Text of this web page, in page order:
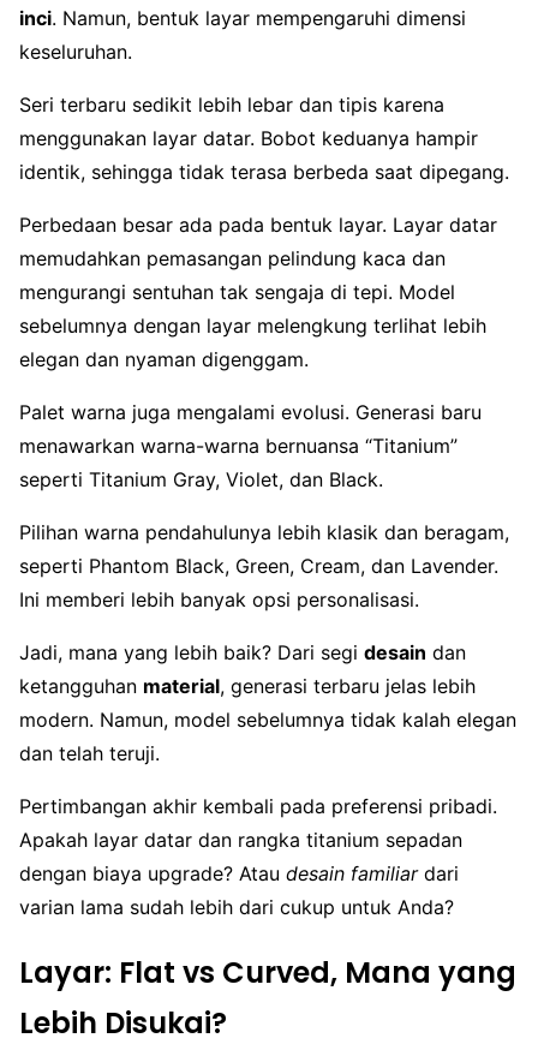
inci. Namun, bentuk layar mempengaruhi dimensi
keseluruhan.
Seri terbaru sedikit lebih lebar dan tipis karena
menggunakan layar datar. Bobot keduanya hampir
identik, sehingga tidak terasa berbeda saat dipegang.
Perbedaan besar ada pada bentuk layar. Layar datar
memudahkan pemasangan pelindung kaca dan
mengurangi sentuhan tak sengaja di tepi. Model
sebelumnya dengan layar melengkung terlihat lebih
elegan dan nyaman digenggam.
Palet warna juga mengalami evolusi. Generasi baru
menawarkan warna-warna bernuansa “Titanium”
seperti Titanium Gray, Violet, dan Black.
Pilihan warna pendahulunya lebih klasik dan beragam,
seperti Phantom Black, Green, Cream, dan Lavender.
Ini memberi lebih banyak opsi personalisasi.
Jadi, mana yang lebih baik? Dari segi desain dan
ketangguhan material, generasi terbaru jelas lebih
modern. Namun, model sebelumnya tidak kalah elegan
dan telah teruji.
Pertimbangan akhir kembali pada preferensi pribadi.
Apakah layar datar dan rangka titanium sepadan
dengan biaya upgrade? Atau desain familiardari
varian lama sudah lebih dari cukup untuk Anda?
Layar: Flat vs Curved, Mana yang
Lebih Disukai?